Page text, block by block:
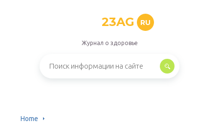
23AG RU
Журнал о здоровье
Home